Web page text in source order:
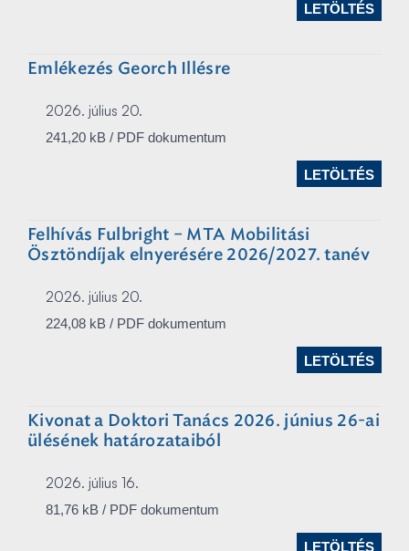
LETÖLTÉS
Emlékezés Georch Illésre
2026. július 20.
241,20 kB / PDF dokumentum
LETÖLTÉS
Felhívás Fulbright – MTA Mobilitási
Ösztöndíjak elnyerésére 2026/2027. tanév
2026. július 20.
224,08 kB / PDF dokumentum
LETÖLTÉS
Kivonat a Doktori Tanács 2026. június 26-ai
ülésének határozataiból
2026. július 16.
81,76 kB / PDF dokumentum
LETÖLTÉS